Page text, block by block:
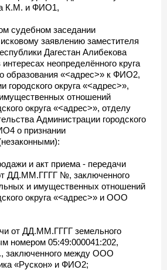
К.М. и ФИО1,
судебном заседании
заявлению заместителя
Дагестан Алибекова
неопределённого круга
образования «<адрес>» к ФИО2,
округа «<адрес>»,
отношений
округа «<адрес>», отделу
Администрации городского
о признании
и акт приема - передачи
ДД.ММ.ГГГГ №, заключенного
и имущественных отношений
округа «<адрес>» и ООО
от ДД.ММ.ГГГГ земельного
номером 05:49:000041:202,
заключенного между ООО
«Рускон» и ФИО2;